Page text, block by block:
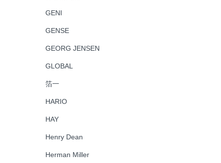
GENI
GENSE
GEORG JENSEN
GLOBAL
箔一
HARIO
HAY
Henry Dean
Herman Miller